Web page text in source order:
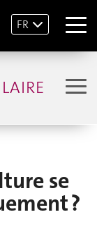
FR
se
?